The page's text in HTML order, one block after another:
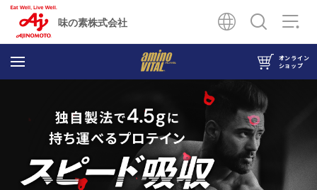
味の素株式会社
オンライン
ショップ